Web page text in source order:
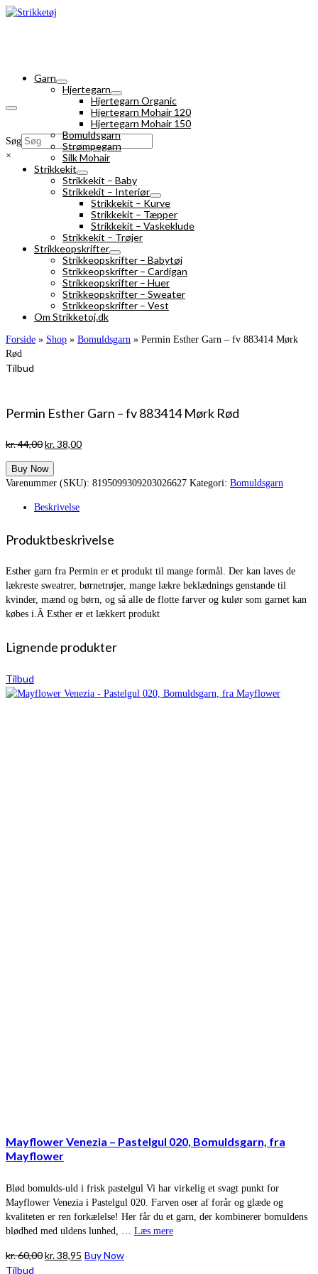
Søg
×
Garn
Hjertegarn
Hjertegarn Organic
Hjertegarn Mohair 120
Hjertegarn Mohair 150
Bomuldsgarn
Strømpegarn
Silk Mohair
Strikkekit
Strikkekit – Baby
Strikkekit – Interiør
Strikkekit – Kurve
Strikkekit – Tæpper
Strikkekit – Vaskeklude
Strikkekit – Trøjer
Strikkeopskrifter
Strikkeopskrifter – Babytøj
Strikkeopskrifter – Cardigan
Strikkeopskrifter – Huer
Strikkeopskrifter – Sweater
Strikkeopskrifter – Vest
Om Strikketoj.dk
Forside » Shop » Bomuldsgarn » Permin Esther Garn – fv 883414 Mørk
Rød
Tilbud
Permin Esther Garn – fv 883414 Mørk Rød
kr.44,00Den
pris
var:
kr.38,00Den
er:
Buy Now
Varenummer (SKU): 8195099309203026627 Kategori: Bomuldsgarn
Beskrivelse
Produktbeskrivelse
Esther garn fra Permin er et produkt til mange formål. Der kan laves de
lækreste sweatrer, børnetrøjer, mange lækre beklædnings genstande til
kvinder, mænd og børn, og så alle de flotte farver og kulør som garnet kan
købes i.Â Esther er et lækkert produkt
Lignende produkter
Tilbud
Mayflower Venezia – Pastelgul 020, Bomuldsgarn, fra
Mayflower
Blød bomulds-uld i frisk pastelgul Vi har virkelig et svagt punkt for
Mayflower Venezia i Pastelgul 020. Farven oser af forår og glæde og
kvaliteten er ren forkælelse! Her får du et garn, der kombinerer bomuldens
blødhed med uldens lunhed, … Læs mere
kr.60,00Den
kr.38,95 Den
Buy Now
Tilbud